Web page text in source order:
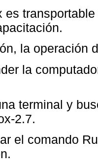
es
la operación
la
terminal y
2.7.
el comando